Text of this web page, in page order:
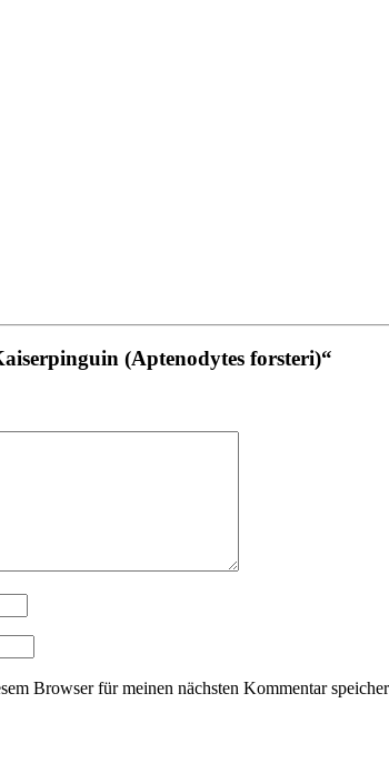
(Aptenodytes forsteri)“
Browser für meinen nächsten Kommentar